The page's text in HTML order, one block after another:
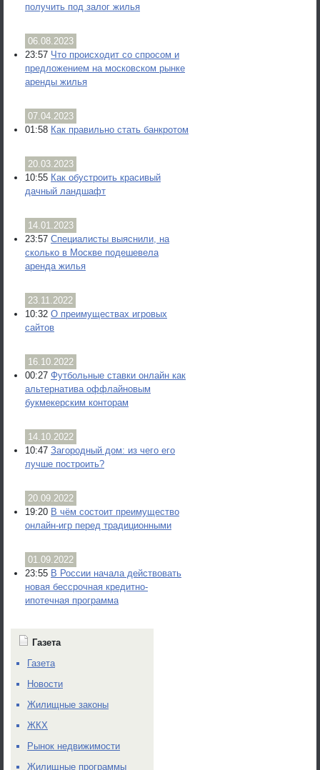
получить под залог жилья
06.08.2023
23:57 Что происходит со спросом и
предложением на московском рынке
аренды жилья
07.04.2023
01:58 Как правильно стать банкротом
20.03.2023
10:55 Как обустроить красивый
дачный ландшафт
14.01.2023
23:57 Специалисты выяснили, на
сколько в Москве подешевела
аренда жилья
23.11.2022
10:32 О преимуществах игровых
сайтов
16.10.2022
00:27 Футбольные ставки онлайн как
альтернатива оффлайновым
букмекерским конторам
14.10.2022
10:47 Загородный дом: из чего его
лучше построить?
20.09.2022
19:20 В чём состоит преимущество
онлайн-игр перед традиционными
01.09.2022
23:55 В России начала действовать
новая бессрочная кредитно-
ипотечная программа
Газета
Газета
Новости
Жилищные законы
ЖКХ
Рынок недвижимости
Жилищные программы